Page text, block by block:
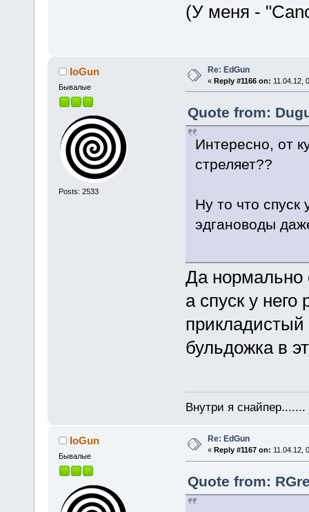
(У меня -
IoGun
Бывалые
Posts: 2533
Re: EdGun
« Reply #1166 on: 11.04.12,
Quote from:
Интересно, от
стреляет??
Ну то что
эдгановоды
Да нормально
а спуск у
прикладистый
бульдожка в
Внутри я
IoGun
Бывалые
Re: EdGun
« Reply #1167 on: 11.04.12,
Quote from: